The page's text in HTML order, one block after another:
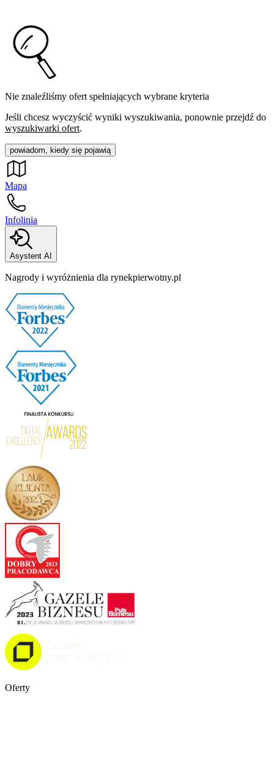
Nie znaleźliśmy ofert spełniających wybrane kryteria
Jeśli chcesz wyczyścić wyniki wyszukiwania, ponownie przejdź do
wyszukiwarki ofert.
powiadom, kiedy się pojawią
Mapa
Infolinia
Asystent AI
Nagrody i wyróżnienia dla rynekpierwotny.pl
Oferty